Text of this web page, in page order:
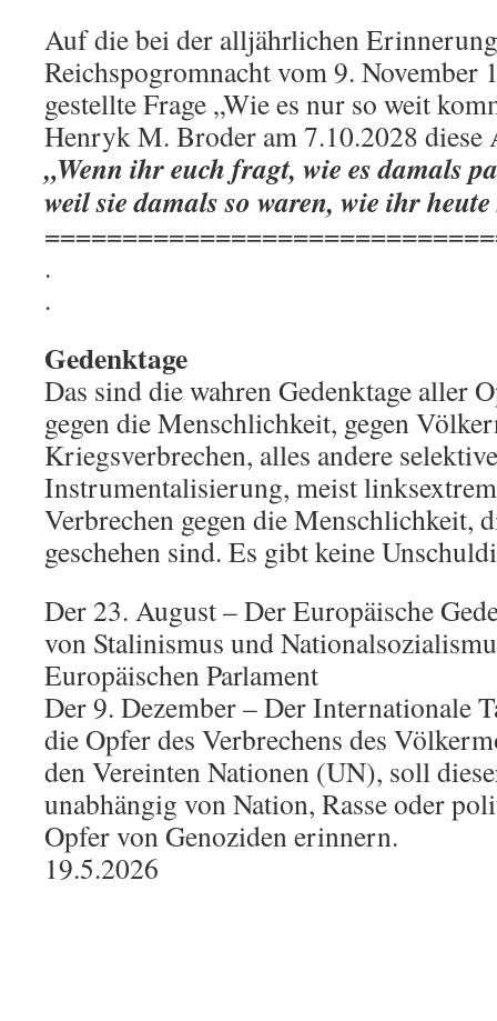
Auf die bei der alljährlichen
Reichspogromnacht vom 9. November
gestellte Frage „Wie es nur so weit
Henryk M. Broder am 7.10.2028 diese
„Wenn ihr euch fragt, wie es damals
weil sie damals so waren, wie ihr heute
.
.
Gedenktage
Das sind die wahren Gedenktage aller
gegen die Menschlichkeit, gegen
Kriegsverbrechen, alles andere
Instrumentalisierung, meist
Verbrechen gegen die Menschlichkeit,
geschehen sind. Es gibt keine
Der 23. August – Der Europäische
von Stalinismus und
Europäischen Parlament
Der 9. Dezember – Der Internationale
die Opfer des Verbrechens des
den Vereinten Nationen (UN), soll
unabhängig von Nation, Rasse oder
Opfer von Genoziden erinnern.
19.5.2026